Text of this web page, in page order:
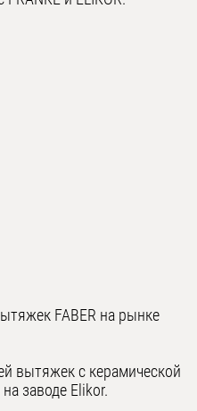
FABER на рынке
вытяжек с керамической
заводе Elikor.